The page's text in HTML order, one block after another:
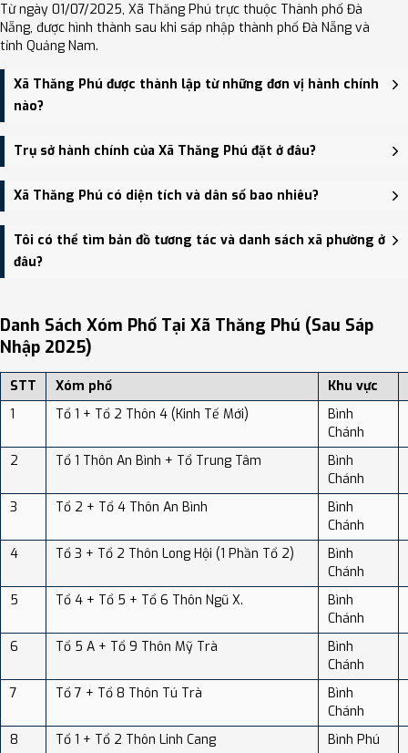
Từ ngày 01/07/2025, Xã Thăng Phú trực thuộc Thành phố Đà
Nẵng, được hình thành sau khi sáp nhập thành phố Đà Nẵng và
tỉnh Quảng Nam.
Xã Thăng Phú được thành lập từ những đơn vị hành chính
nào?
Xã Thăng Phú được thành lập trên cơ sở sáp nhập Xã Bình Phú, Xã
Bình Quế.
Trụ sở hành chính của Xã Thăng Phú đặt ở đâu?
Trụ sở hành chính mới của Xã Thăng Phú đặt tại Thôn Tú Trà, xã
Thăng Phú - trung tâm khu vực thuận tiện giao thông.
Xã Thăng Phú có diện tích và dân số bao nhiêu?
Xã Thăng Phú có Diện tích: 60.50 km², Dân số: 17,266 người, Mật
độ dân số: Khoảng 285.39 người/km²
Tôi có thể tìm bản đồ tương tác và danh sách xã phường ở
đâu?
địa điểm tại: VReview.vn - Nền tảng review địa điểm, dịch vụ và du
lịch uy tín tại Việt Nam.
Danh Sách Xóm Phố Tại Xã Thăng Phú (sau Sáp
Nhập 2025)
STT Xóm phố
Khu vực
1
Tổ 1 + Tổ 2 Thôn 4 (Kinh Tế Mới)
Bình
Chánh
2
Tổ 1 Thôn An Bình + Tổ Trung Tâm
Bình
Chánh
3
Tổ 2 + Tổ 4 Thôn An Bình
Bình
Chánh
4
Tổ 3 + Tổ 2 Thôn Long Hội (1 Phần Tổ 2)
Bình
Chánh
5
Tổ 4 + Tổ 5 + Tổ 6 Thôn Ngũ X.
Bình
Chánh
6
Tổ 5 A + Tổ 9 Thôn Mỹ Trà
Bình
Chánh
7
Tổ 7 + Tổ 8 Thôn Tú Trà
Bình
Chánh
8
Tổ 1 + Tổ 2 Thôn Linh Cang Bình Phú